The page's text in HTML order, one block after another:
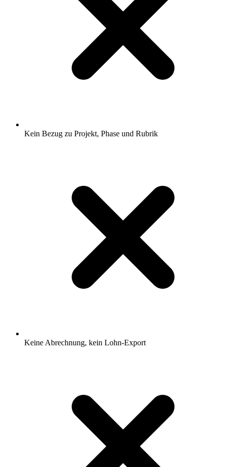
Kein Bezug zu Projekt, Phase und Rubrik
Keine Abrechnung, kein Lohn-Export